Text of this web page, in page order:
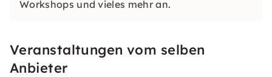
Workshops und vieles mehr an.
Veranstaltungen vom selben
Anbieter